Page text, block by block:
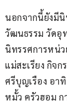
นอกจากนี้ยังมี
วัฒนธรรม วัดอุ
นิทรรศการหน่
แม่สะเรียง กิจ
ศรีบุญเรือง อาทิ
หมั้ว ครัวฮอม ก